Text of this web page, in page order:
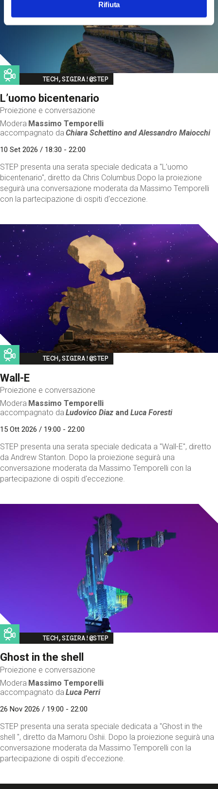
Rifiuta
Image
TECH,SIGIRA!@STEP
L’uomo bicentenario
Proiezione e conversazione
Modera Massimo Temporelli
accompagnato da Chiara Schettino andAlessandro Maiocchi
10 Set 2026 / 18:30 - 22:00
STEP presenta una serata speciale dedicata a "L’uomo
bicentenario", diretto da Chris Columbus.Dopo la proiezione
seguirà una conversazione moderata da Massimo Temporelli
con la partecipazione di ospiti d'eccezione.
Image
TECH,SIGIRA!@STEP
Wall-E
Proiezione e conversazione
Modera Massimo Temporelli
accompagnato da Ludovico Diaz andLuca Foresti
15 Ott 2026 / 19:00 - 22:00
STEP presenta una serata speciale dedicata a "Wall-E", diretto
da Andrew Stanton. Dopo la proiezione seguirà una
conversazione moderata da Massimo Temporelli con la
partecipazione di ospiti d'eccezione.
Image
TECH,SIGIRA!@STEP
Ghost in the shell
Proiezione e conversazione
Modera Massimo Temporelli
accompagnato da Luca Perri
26 Nov 2026 / 19:00 - 22:00
STEP presenta una serata speciale dedicata a "Ghost in the
shell ", diretto da Mamoru Oshii. Dopo la proiezione seguirà una
conversazione moderata da Massimo Temporelli con la
partecipazione di ospiti d'eccezione.